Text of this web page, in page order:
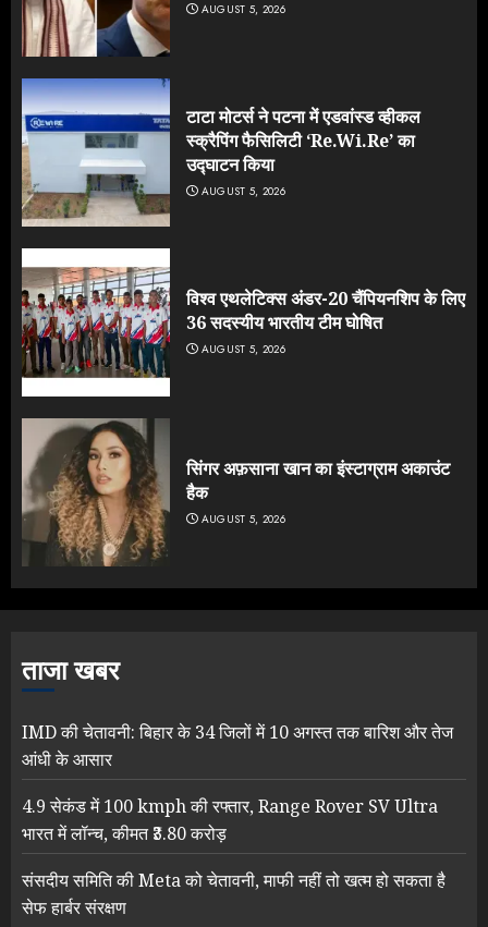
AUGUST 5, 2026
टाटा मोटर्स ने पटना में एडवांस्ड व्हीकल
स्क्रैपिंग फैसिलिटी ‘Re.Wi.Re’ का
उद्घाटन किया
AUGUST 5, 2026
विश्व एथलेटिक्स अंडर-20 चैंपियनशिप के लिए
36 सदस्यीय भारतीय टीम घोषित
AUGUST 5, 2026
सिंगर अफ़साना खान का इंस्टाग्राम अकाउंट
हैक
AUGUST 5, 2026
ताजा खबर
IMD की चेतावनी: बिहार के 34 जिलों में 10 अगस्त तक बारिश और तेज
आंधी के आसार
4.9 सेकंड में 100 kmph की रफ्तार, Range Rover SV Ultra
भारत में लॉन्च, कीमत ₹3.80 करोड़
संसदीय समिति की Meta को चेतावनी, माफी नहीं तो खत्म हो सकता है
सेफ हार्बर संरक्षण